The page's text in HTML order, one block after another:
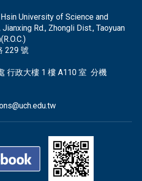
University of Science and
Rd., Zhongli Dist., Taoyuan
229 號
行政大樓 1 樓 A110 室 分機